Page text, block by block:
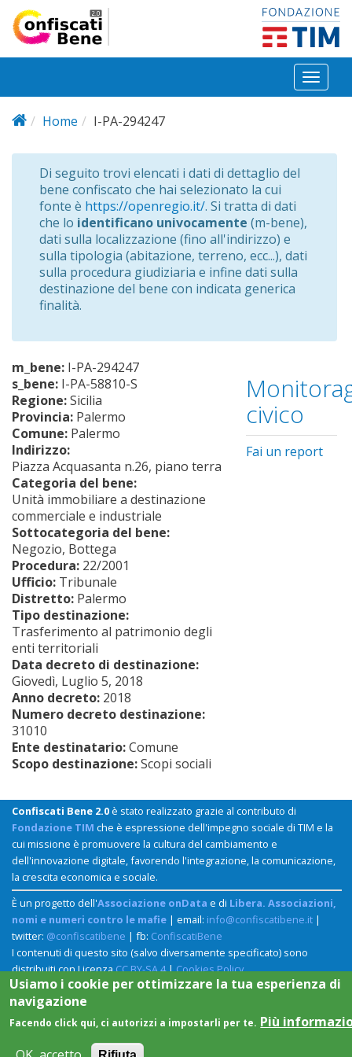
Salta al contenuto principale
Toggle
Home
I-PA-294247
Di seguito trovi elencati i dati di dettaglio del
bene confiscato che hai selezionato la cui
fonte è https://openregio.it/. Si tratta di dati
che lo identificano univocamente (m-bene),
dati sulla localizzazione (fino all'indirizzo) e
sulla tipologia (abitazione, terreno, ecc...), dati
sulla procedura giudiziaria e infine dati sulla
destinazione del bene con indicata generica
finalità.
m_bene: I-PA-294247
s_bene: I-PA-58810-S
Regione:Sicilia
Provincia: Palermo
Comune: Palermo
Indirizzo:
Piazza Acquasanta n.26, piano terra
Categoria del bene:
Unità immobiliare a destinazione
commerciale e industriale
Sottocategoria del bene:
Negozio, Bottega
Procedura: 22/2001
Ufficio: Tribunale
Distretto: Palermo
Tipo destinazione:
Trasferimento al patrimonio degli
enti territoriali
Data decreto di destinazione:
Giovedì, Luglio 5, 2018
Anno decreto: 2018
Numero decreto destinazione:
31010
Ente destinatario:Comune
Scopo destinazione:Scopi sociali
civico
Fai un report
Confiscati Bene 2.0è stato realizzato grazie al contributo di
Fondazione TIM che è espressione dell'impegno sociale di TIM e la
cui missione è promuovere la cultura del cambiamento e
dell'innovazione digitale, favorendo l'integrazione, la comunicazione,
la crescita economica e sociale.
È un progetto dell'Associazione onData e di Libera. Associazioni,
nomi e numeri contro le mafie | email: info@confiscatibene.it |
twitter: @confiscatibene | fb: ConfiscatiBene
I contenuti di questo sito (salvo diversamente specificato) sono
distribuiti con LicenzaCC BY-SA 4|Cookies Policy
Usiamo i cookie per ottimizzare la tua esperienza di
navigazione
Facendo click qui, ci autorizzi a impostarli per te. Più